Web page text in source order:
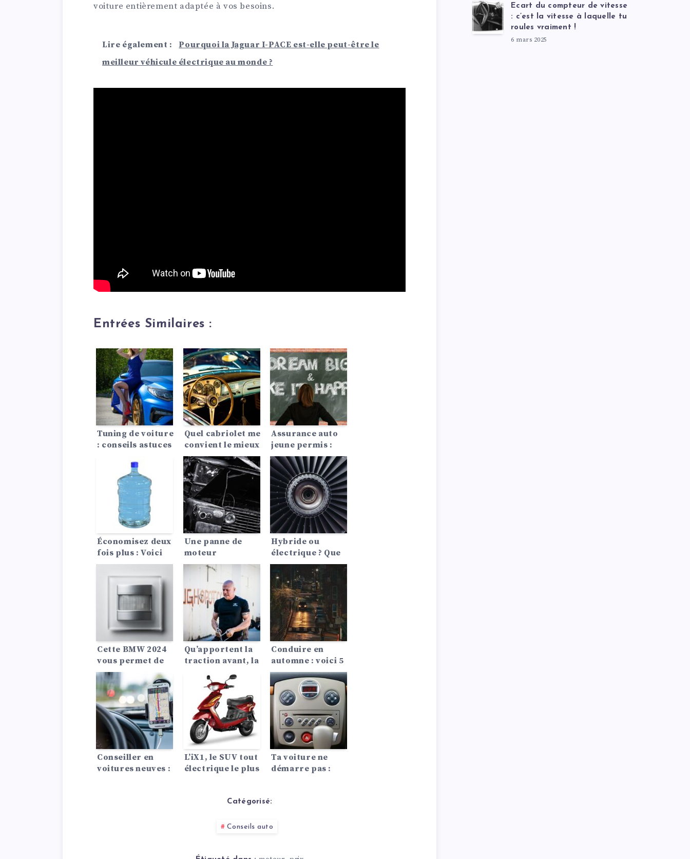
voiture entièrement adaptée à vos besoins.
Lire également :
Pourquoi la Jaguar I-PACE est-elle peut-être le
meilleur véhicule électrique au monde ?
Entrées Similaires :
Tuning de voiture
: conseils astuces
Quel cabriolet me
convient le mieux
?
Assurance auto
jeune permis :
conseils pour
payer moins cher
Économisez deux
fois plus : Voici
les 7
économiseurs
d’essence les
moins chers.
Une panne de
moteur
imminente ?
12 Symptômes,
13 Causes
Hybride ou
électrique ? Que
nous réserve
l’avenir ?
Cette BMW 2024
vous permet de
diriger avec vos
yeux
Qu’apportent la
traction avant, la
propulsion
arrière ou les
quatre roues
motrices à la
voiture ?
Conduire en
automne : voici 5
choses
auxquelles vous
devez faire
attention
Conseiller en
voitures neuves :
L’iX1, le SUV tout
électrique le plus
arrive en 2023 !
Ta voiture ne
démarre pas :
fréquentes !
Catégorisé:
Conseils auto
Ecart du compteur de vitesse
: c’est la vitesse à laquelle tu
roules vraiment !
6 mars 2025